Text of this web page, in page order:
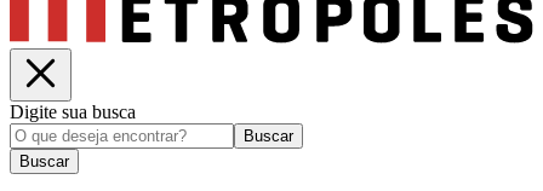
Digite sua busca
Buscar
Buscar